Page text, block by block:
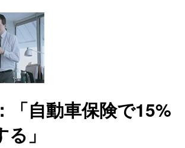
「自動車保険で15%
」